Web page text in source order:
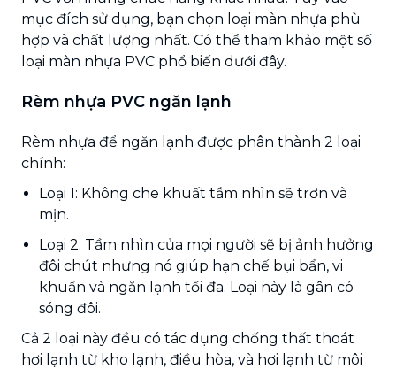
mục đích sử dụng, bạn chọn loại màn nhựa phù
hợp và chất lượng nhất. Có thể tham khảo một số
loại màn nhựa PVC phổ biến dưới đây.
Rèm nhựa PVC ngăn lạnh
Rèm nhựa để ngăn lạnh được phân thành 2 loại
chính:
Loại 1: Không che khuất tầm nhìn sẽ trơn và
mịn.
Loại 2: Tầm nhìn của mọi người sẽ bị ảnh hưởng
đôi chút nhưng nó giúp hạn chế bụi bẩn, vi
khuẩn và ngăn lạnh tối đa. Loại này là gân có
sóng đôi.
Cả 2 loại này đều có tác dụng chống thất thoát
hơi lạnh từ kho lạnh, điều hòa, và hơi lạnh từ môi